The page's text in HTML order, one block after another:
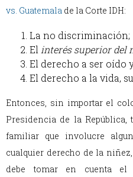
vs. Guatemala de la Corte IDH:
La no discriminación;
El interés superior del
El derecho a ser oído
El derecho a la vida,
Entonces, sin importar el
Presidencia de la
familiar que involucre
cualquier derecho de la
debe tomar en cuenta el